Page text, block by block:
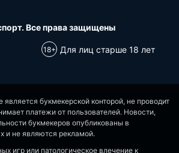
Все права защищены
Для лиц старше 18 лет
является букмекерской конторой, не проводит
платежи от пользователей. Новости,
букмекеров опубликованы в
и не являются рекламой.
игр или патологическое влечение к